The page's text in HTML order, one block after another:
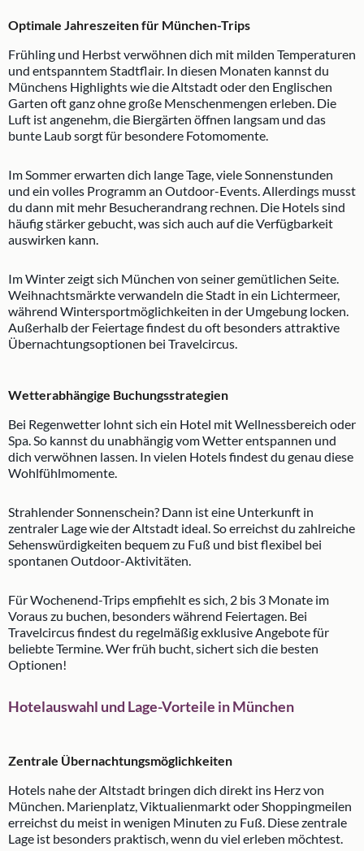
Optimale Jahreszeiten für München-Trips
Frühling und Herbst verwöhnen dich mit milden Temperaturen
und entspanntem Stadtflair. In diesen Monaten kannst du
Münchens Highlights wie die Altstadt oder den Englischen
Garten oft ganz ohne große Menschenmengen erleben. Die
Luft ist angenehm, die Biergärten öffnen langsam und das
bunte Laub sorgt für besondere Fotomomente.
Im Sommer erwarten dich lange Tage, viele Sonnenstunden
und ein volles Programm an Outdoor-Events. Allerdings musst
du dann mit mehr Besucherandrang rechnen. Die Hotels sind
häufig stärker gebucht, was sich auch auf die Verfügbarkeit
auswirken kann.
Im Winter zeigt sich München von seiner gemütlichen Seite.
Weihnachtsmärkte verwandeln die Stadt in ein Lichtermeer,
während Wintersportmöglichkeiten in der Umgebung locken.
Außerhalb der Feiertage findest du oft besonders attraktive
Übernachtungsoptionen bei Travelcircus.
Wetterabhängige Buchungsstrategien
Bei Regenwetter lohnt sich ein Hotel mit Wellnessbereich oder
Spa. So kannst du unabhängig vom Wetter entspannen und
dich verwöhnen lassen. In vielen Hotels findest du genau diese
Wohlfühlmomente.
Strahlender Sonnenschein? Dann ist eine Unterkunft in
zentraler Lage wie der Altstadt ideal. So erreichst du zahlreiche
Sehenswürdigkeiten bequem zu Fuß und bist flexibel bei
spontanen Outdoor-Aktivitäten.
Für Wochenend-Trips empfiehlt es sich, 2 bis 3 Monate im
Voraus zu buchen, besonders während Feiertagen. Bei
Travelcircus findest du regelmäßig exklusive Angebote für
beliebte Termine. Wer früh bucht, sichert sich die besten
Optionen!
Hotelauswahl und Lage-Vorteile in München
Zentrale Übernachtungsmöglichkeiten
Hotels nahe der Altstadt bringen dich direkt ins Herz von
München. Marienplatz, Viktualienmarkt oder Shoppingmeilen
erreichst du meist in wenigen Minuten zu Fuß. Diese zentrale
Lage ist besonders praktisch, wenn du viel erleben möchtest.